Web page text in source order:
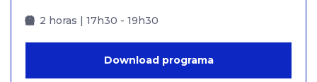
2 horas | 17h30 - 19h30
Download programa